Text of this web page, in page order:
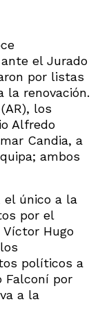
el Jurado
por listas
la renovación.
los
Alfredo
Candia, a
ambos
el único a la
por el
Víctor Hugo
políticos a
Falconí por
a la